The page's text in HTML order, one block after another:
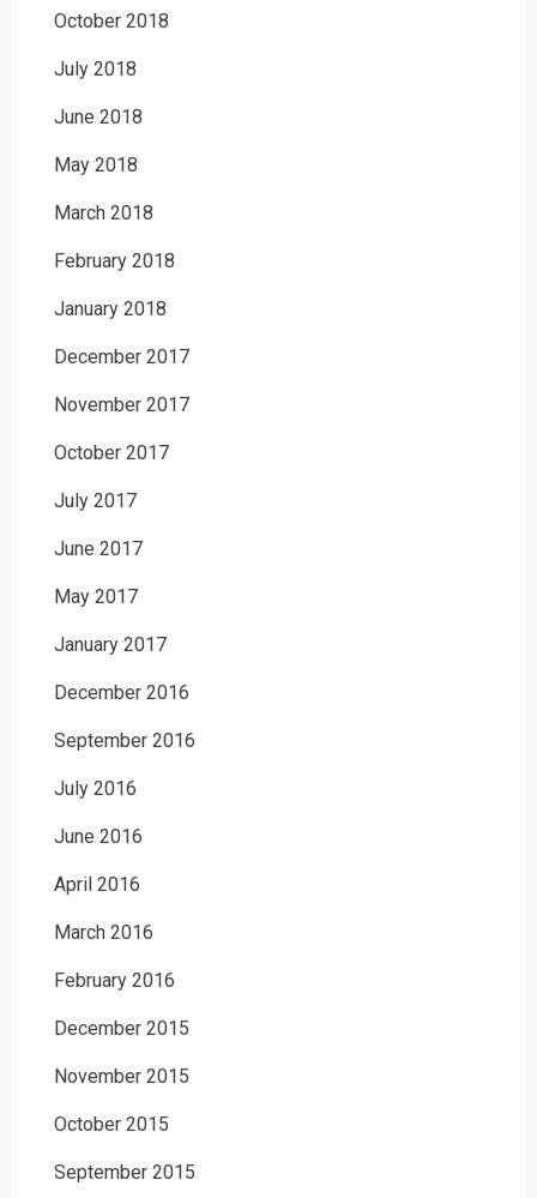
October 2018
July 2018
June 2018
May 2018
March 2018
February 2018
January 2018
December 2017
November 2017
October 2017
July 2017
June 2017
May 2017
January 2017
December 2016
September 2016
July 2016
June 2016
April 2016
March 2016
February 2016
December 2015
November 2015
October 2015
September 2015